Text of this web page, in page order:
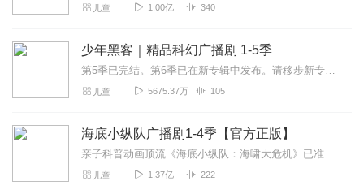
儿童 1.00亿 340
少年黑客｜精品科幻广播剧 1-5季
第5季已完结。第6季已在新专辑中发布。请移步新专辑：《少年黑客第6季——量子行动与差分机的网军灭绝计划》第5季的故事我们讲到核潜艇在大爆炸之后不见踪影，GMK也...
儿童 5675.37万 105
海底小纵队广播剧1-4季【官方正版】
亲子科普动画顶流《海底小纵队：海啸大危机》已准备就绪，邀您开启全家总动员！5月1日，电影院见！上新推荐戳《海底小纵队第九季》，抢先收听第九季全新故事！《海底小...
儿童 1.37亿 222